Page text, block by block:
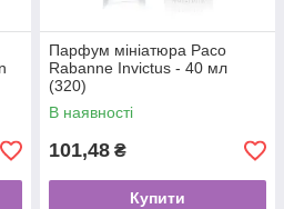
Парфум мініатюра Paco
Rabanne Invictus - 40 мл
(320)
В наявності
101,48 ₴
Купити